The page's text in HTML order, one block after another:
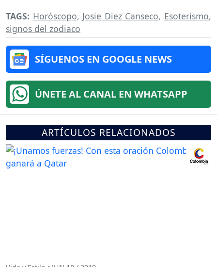
TAGS: Horóscopo, Josie Diez Canseco, Esoterismo,
signos del zodiaco
SÍGUENOS EN GOOGLE NEWS
ÚNETE AL CANAL EN WHATSAPP
ARTÍCULOS RELACIONADOS